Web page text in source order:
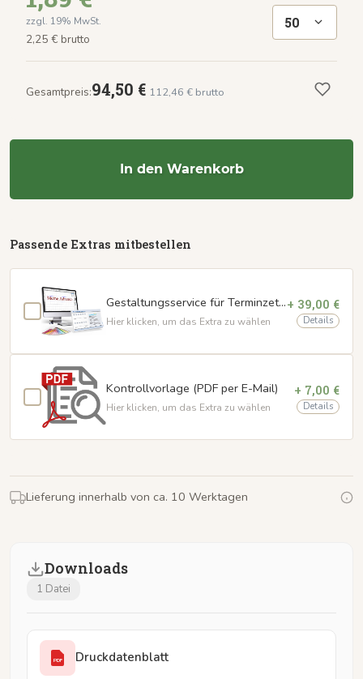
zzgl. 19% MwSt.
2,25 € brutto
50
Gesamtpreis:94,50 € 112,46 € brutto
In den Warenkorb
Passende Extras mitbestellen
Gestaltungsservice für Terminzettel
Hier klicken, um das Extra zu wählen
+ 39,00 €
Details
Kontrollvorlage (PDF per E-Mail)
Hier klicken, um das Extra zu wählen
+ 7,00 €
Details
Lieferung innerhalb von ca. 10 Werktagen
Downloads
1 Datei
PDF Druckdatenblatt